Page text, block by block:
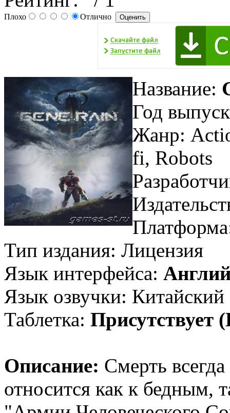
Плохо Отлично
Название:
Год
Жанр:
fi, Robots
Тип издания: Лицензия
Язык интерфейса:
Язык озвучки: Китайский
Таблетка: Присутствует
Описание: Смерть
относится как к бедным,